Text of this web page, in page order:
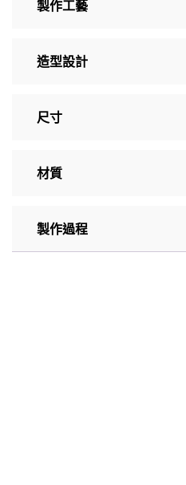
製作工藝
造型設計
尺寸
材質
製作過程